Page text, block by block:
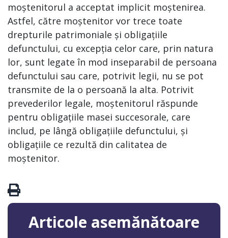
moștenitorul a acceptat implicit moștenirea.
Astfel, către moștenitor vor trece toate
drepturile patrimoniale și obligațiile
defunctului, cu excepția celor care, prin natura
lor, sunt legate în mod inseparabil de persoana
defunctului sau care, potrivit legii, nu se pot
transmite de la o persoană la alta. Potrivit
prevederilor legale, moștenitorul răspunde
pentru obligațiile masei succesorale, care
includ, pe lângă obligațiile defunctului, și
obligațiile ce rezultă din calitatea de
moștenitor.
Articole asemănătoare